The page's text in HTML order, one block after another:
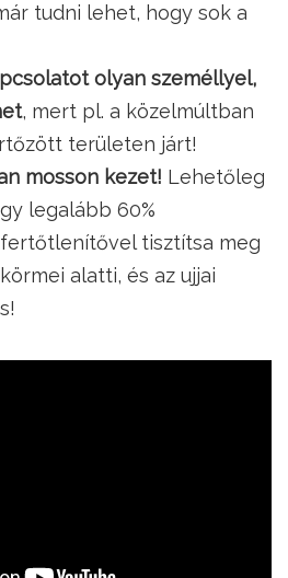
tudni lehet, hogy sok a
olyan személlyel,
, mert pl. a közelmúltban
területen járt!
mosson kezet! Lehetőleg
legalább 60%
tisztítsa meg
alatti, és az ujjai